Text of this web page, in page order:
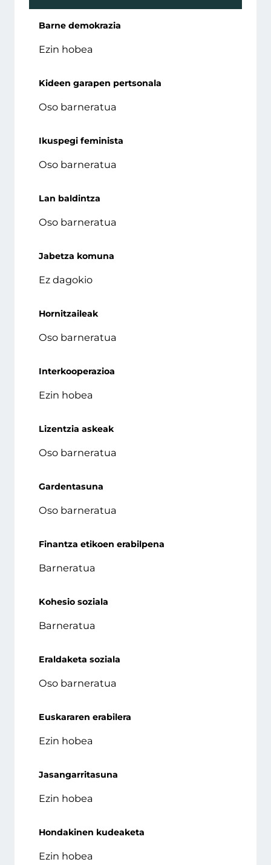
Barne demokrazia
Ezin hobea
Kideen garapen pertsonala
Oso barneratua
Ikuspegi feminista
Oso barneratua
Lan baldintza
Oso barneratua
Jabetza komuna
Ez dagokio
Hornitzaileak
Oso barneratua
Interkooperazioa
Ezin hobea
Lizentzia askeak
Oso barneratua
Gardentasuna
Oso barneratua
Finantza etikoen erabilpena
Barneratua
Kohesio soziala
Barneratua
Eraldaketa soziala
Oso barneratua
Euskararen erabilera
Ezin hobea
Jasangarritasuna
Ezin hobea
Hondakinen kudeaketa
Ezin hobea